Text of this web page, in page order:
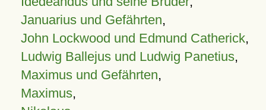
Januarius und Gefährten,
John Lockwood und Edmund Catherick,
Ludwig Ballejus und Ludwig Panetius,
Maximus und Gefährten,
Maximus,